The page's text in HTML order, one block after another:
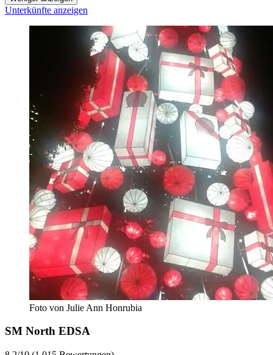
Unterkünfte anzeigen
Foto von Julie Ann Honrubia
SM North EDSA